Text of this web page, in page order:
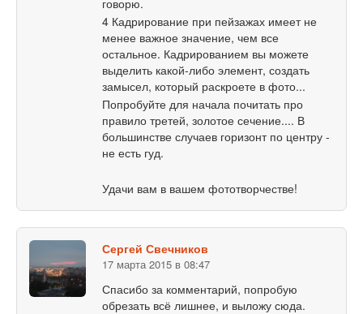
говорю.
4 Кадрирование при пейзажах имеет не
менее важное значение, чем все
остальное. Кадрированием вы можете
выделить какой-либо элемент, создать
замысел, который раскроете в фото...
Попробуйте для начала почитать про
правило третей, золотое сечение.... В
большинстве случаев горизонт по центру -
не есть гуд.
Удачи вам в вашем фототворчестве!
Сергей Свечников
17 марта 2015 в 08:47
Спасибо за комментарий, попробую
обрезать всё лишнее, и выложу сюда.